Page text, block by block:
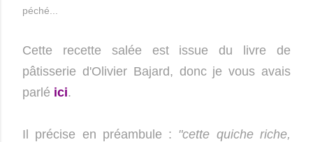
péché...
Cette recette salée est issue du livre de
pâtisserie d'Olivier Bajard, donc je vous avais
parlé ici.
Il précise en préambule : "cette quiche riche,